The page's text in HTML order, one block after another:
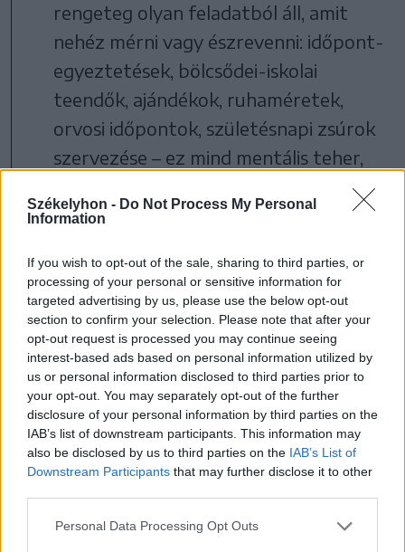
Székelyhon - Do Not Process My Personal
Information
If you wish to opt-out of the sale, sharing to third parties, or
processing of your personal or sensitive information for
targeted advertising by us, please use the below opt-out
section to confirm your selection. Please note that after your
opt-out request is processed you may continue seeing
interest-based ads based on personal information utilized by
us or personal information disclosed to third parties prior to
your opt-out. You may separately opt-out of the further
disclosure of your personal information by third parties on the
IAB’s list of downstream participants. This information may
also be disclosed by us to third parties on the IAB’s List of
Downstream Participants that may further disclose it to other
Personal Data Processing Opt Outs
rengeteg olyan feladatból áll, amit
nehéz mérni vagy észrevenni: időpont-
egyeztetések, bölcsődei-iskolai
teendők, ajándékok, ruhaméretek,
orvosi időpontok, születésnapi zsúrok
szervezése – ez mind mentális teher,
amit legtöbbször a nők viselnek. Ehhez
jön még a szabadidős programok
hisztik kezelése, a főzés, a mosás, a
takarítás és az összes hétköznapi
logisztikai feladat, amit „valakinek”
muszáj elvégeznie – és ez a valaki
szinte mindig az anya. Ez az
úgynevezett mental load, vagyis
mentális teher a modern családokban
gyakran teljes egészében a nőkre
hárul, miközben a társadalom hajlamos
ezt természetesnek venni – vagy észre